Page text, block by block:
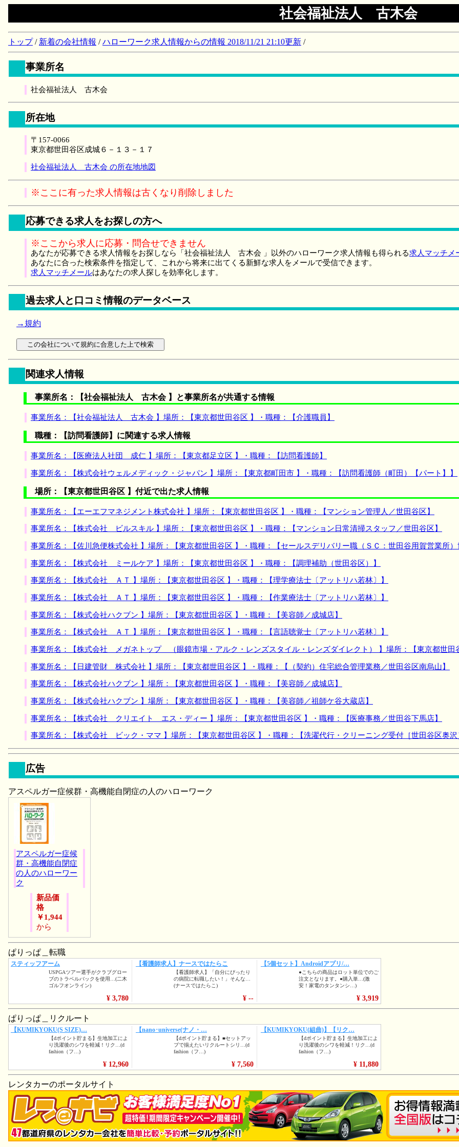
社会福祉法人 古木会
トップ/ 新着の会社情報 /ハローワーク求人情報からの情報 2018/11/21 21:10更新 /
事業所名
社会福祉法人 古木会
所在地
〒157-0066
東京都世田谷区成城６－１３－１７
社会福祉法人 古木会 の所在地地図
※ここに有った求人情報は古くなり削除しました
応募できる求人をお探しの方へ
※ここから求人に応募・問合せできません
あなたが応募できる求人情報をお探しなら「社会福祉法人 古木会 」以外のハローワーク求人情報も得られる求人マッチメ
あなたに合った検索条件を指定して、これから将来に出てくる新鮮な求人をメールで受信できます。
求人マッチメールはあなたの求人探しを効率化します。
過去求人と口コミ情報のデータベース
→規約
関連求人情報
事業所名：【社会福祉法人 古木会 】と事業所名が共通する情報
事業所名：【社会福祉法人 古木会 】場所：【東京都世田谷区 】・職種：【介護職員】
職種：【訪問看護師】に関連する求人情報
事業所名：【医療法人社団 成仁 】場所：【東京都足立区 】・職種：【訪問看護師】
事業所名：【株式会社ウェルメディック・ジャパン 】場所：【東京都町田市 】・職種：【訪問看護師（町田）【パート】】
場所：【東京都世田谷区 】付近で出た求人情報
事業所名：【エーエフマネジメント株式会社 】場所：【東京都世田谷区 】・職種：【マンション管理人／世田谷区】
事業所名：【株式会社 ビルスキル 】場所：【東京都世田谷区 】・職種：【マンション日常清掃スタッフ／世田谷区】
事業所名：【佐川急便株式会社 】場所：【東京都世田谷区 】・職種：【セールスデリバリー職（ＳＣ：世田谷用賀営業所
事業所名：【株式会社 ミールケア 】場所：【東京都世田谷区 】・職種：【調理補助（世田谷区）】
事業所名：【株式会社 ＡＴ 】場所：【東京都世田谷区 】・職種：【理学療法士〔アットリハ若林〕】
事業所名：【株式会社 ＡＴ 】場所：【東京都世田谷区 】・職種：【作業療法士〔アットリハ若林〕】
事業所名：【株式会社ハクブン 】場所：【東京都世田谷区 】・職種：【美容師／成城店】
事業所名：【株式会社 ＡＴ 】場所：【東京都世田谷区 】・職種：【言語聴覚士〔アットリハ若林〕】
事業所名：【株式会社 メガネトップ （眼鏡市場・アルク・レンズスタイル・レンズダイレクト） 】場所：【東京都世田
事業所名：【日建管財 株式会社 】場所：【東京都世田谷区 】・職種：【（契約）住宅総合管理業務／世田谷区南烏山】
事業所名：【株式会社ハクブン 】場所：【東京都世田谷区 】・職種：【美容師／成城店】
事業所名：【株式会社ハクブン 】場所：【東京都世田谷区 】・職種：【美容師／祖師ケ谷大蔵店】
事業所名：【株式会社 クリエイト エス・ディー 】場所：【東京都世田谷区 】・職種：【医療事務／世田谷下馬店】
事業所名：【株式会社 ビック・ママ 】場所：【東京都世田谷区 】・職種：【洗濯代行・クリーニング受付［世田谷区奥沢
広告
アスペルガー症候群・高機能自閉症の人のハローワーク
アスペルガー症候
群・高機能自閉症
の人のハローワー
ク
新品価
格
￥1,944
から
ぱりっぱ＿転職
ぱりっぱ＿リクルート
レンタカーのポータルサイト